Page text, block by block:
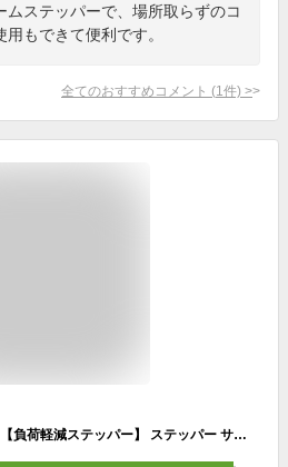
ムステッパーで、場所取らずのコ
もできて便利です。
全てのおすすめコメント (1 件) >
【特別価格キャンペーン中】【負荷軽減ステッパー】 ステッパー サイドステッパー プレミアムライト70 エアロライフ 静音 ダイエット 室内運動 有酸素運動 室内 エクササイズ 踏み台昇降 健康 器具 女性 高齢者 年配者 向け 負荷軽減